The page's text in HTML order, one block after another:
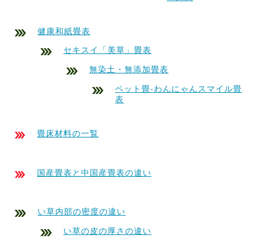
健康和紙畳表
セキスイ「美草」畳表
無染土・無添加畳表
ペット畳-わんにゃんスマイル畳
表
畳床材料の一覧
国産畳表と中国産畳表の違い
い草内部の密度の違い
い草の皮の厚さの違い